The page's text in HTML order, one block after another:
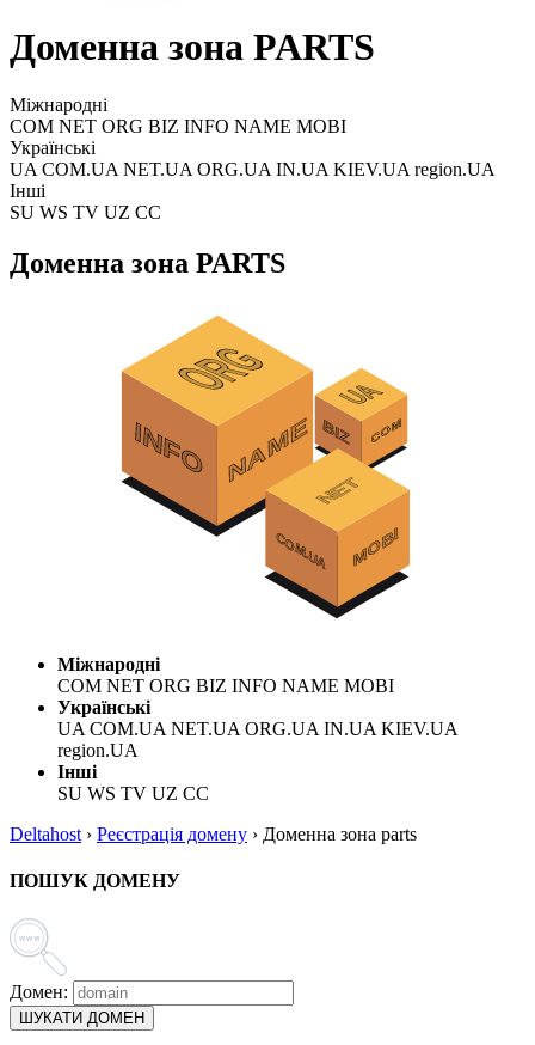
Доменна зона PARTS
Міжнародні
COM NET ORG BIZ INFO NAME MOBI
Українські
UA COM.UA NET.UA ORG.UA IN.UA KIEV.UA region.UA
Інші
SU WS TV UZ CC
Доменна зона PARTS
Міжнародні
COM NET ORG BIZ INFO NAME MOBI
Українські
UA COM.UA NET.UA ORG.UA IN.UA KIEV.UA
region.UA
Інші
SU WS TV UZ CC
Deltahost › Реєстрація домену › Доменна зона parts
ПОШУК ДОМЕНУ
Домен:
ШУКАТИ ДОМЕН